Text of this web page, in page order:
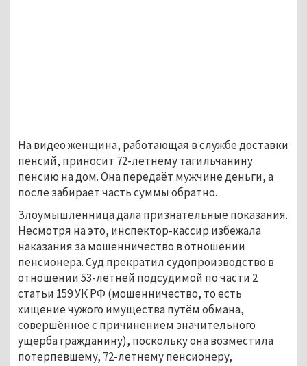
На видео женщина, работающая в службе доставки
пенсий, приносит 72-летнему тагильчанину
пенсию на дом. Она передаёт мужчине деньги, а
после забирает часть суммы обратно.
Злоумышленница дала признательные показания.
Несмотря на это, инспектор-кассир избежала
наказания за мошенничество в отношении
пенсионера. Суд прекратил судопроизводство в
отношении 53-летней подсудимой по части 2
статьи 159 УК РФ (мошенничество, то есть
хищение чужого имущества путём обмана,
совершённое с причинением значительного
ущерба гражданину), поскольку она возместила
потерпевшему, 72-летнему пенсионеру,